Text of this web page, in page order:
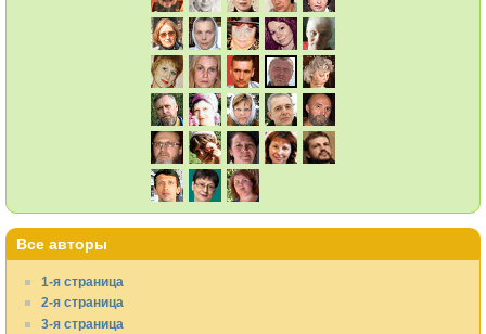
Все авторы
1-я страница
2-я страница
3-я страница